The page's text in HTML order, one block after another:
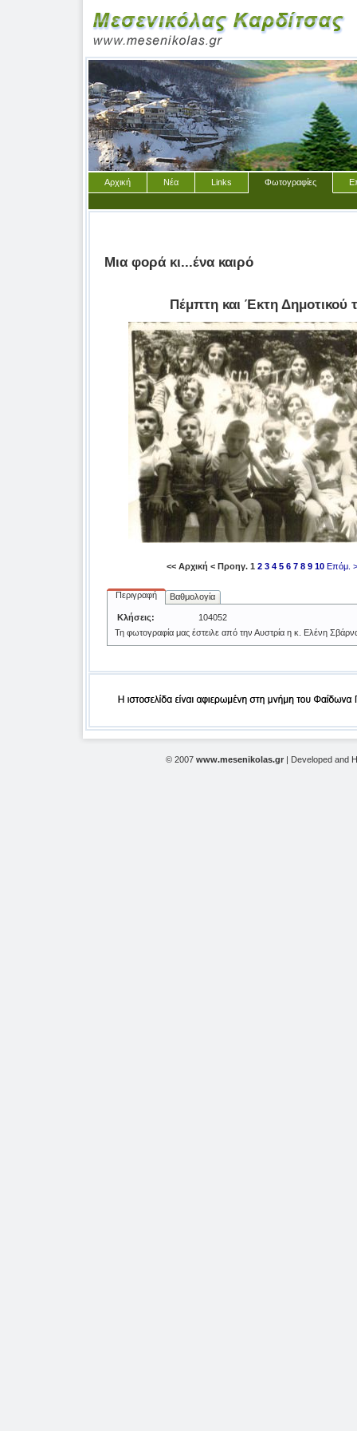
Αρχική Νέα Links Φωτογραφίες
Μια φορά κι...ένα καιρό
Πέμπτη και Έκτη Δημοτικού
<< Αρχική < Προηγ. 1 2 3 4 5 6 7 8 9 10 Επόμ. >
Περιγραφή Βαθμολογία
Κλήσεις:
104052
Τη φωτογραφία μας έστειλε από την Αυστρία η κ. Ελένη
© 2007 www.mesenikolas.gr | Developed and